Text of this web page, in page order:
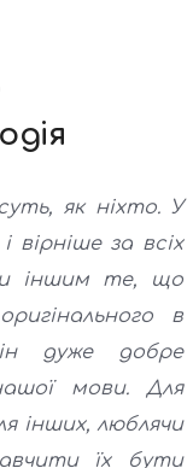
як ніхто. У
за всіх
іншим те, що
в
дуже добре
мови. Для
інших, люблячи
їх бути